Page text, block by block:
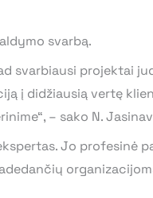
svarbą.
svarbiausi projektai
į didžiausią vertę
– sako N.
Jo profesinė